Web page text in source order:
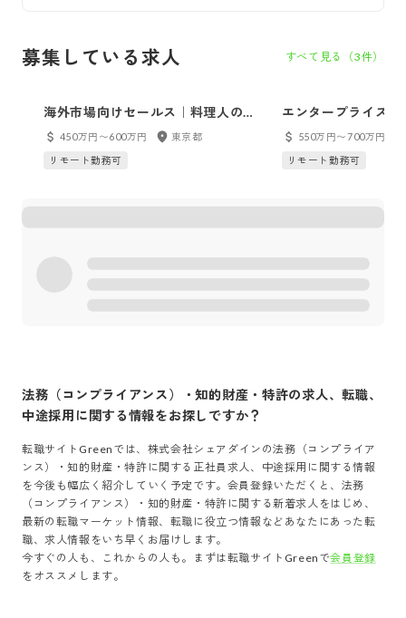
募集している求人 すべて見る（3件）
海外市場向けセールス｜料理人のグ
ローバルマッチングプラットフォー
ム
450万円〜600万円
東京都
リモート勤務可
エンタープライズセ
550万円〜700万円
リモート勤務可
法務（コンプライアンス）・知的財産・特許の求人、転職、
中途採用に関する情報をお探しですか？
転職サイトGreenでは、 株式会社シェアダイン の法務（コンプライア
ンス）・知的財産・特許 に関する正社員求人、中途採用に関する情報
を今後も幅広く紹介していく予定です。会員登録いただくと、 法務
（コンプライアンス）・知的財産・特許 に関する新着求人をはじめ、
最新の転職マーケット情報、転職に役立つ情報などあなたにあった転
職、求人情報をいち早くお届けします。
今すぐの人も、これからの人も。まずは転職サイトGreenで会員登録
をオススメします。